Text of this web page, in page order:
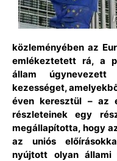
közleményében az
emlékeztetett rá, a
állam úgynevezett
kezességet,
éven keresztül – az
részleteinek egy
megállapította, hogy
az uniós
nyújtott olyan állami